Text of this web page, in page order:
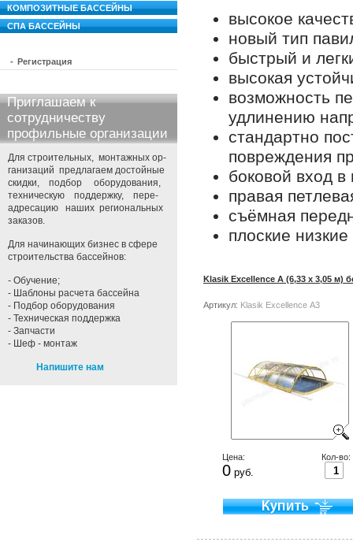
высокое
новый тип
быстрый и
высокая
возможность
удлинению
стандартно
повреждения
боковой вход
правая
съёмная
плоские
Klasik Excellence А (6,33 х 3,05 м)
Артикул: Klasik Excellence А3
Цена:
0 руб.
Кол-во:
КОМПОЗИТНЫЕ БАССЕЙНЫ
СПА БАССЕЙНЫ
- Регистрация
Приглашаем к
сотрудничеству
профильные организации
Для строительных, монтажных ор-
ганизаций предлагаем достойные
скидки, подбор оборудования,
техническую поддержку, пере-
адресацию наших региональных
заказов.
Для начинающих бизнес в сфере
строительства бассейнов:
- Обучение;
- Шаблоны расчета бассейна
- Подбор оборудования
- Техническая поддержка
- Запчасти
- Шеф - монтаж
Напишите нам